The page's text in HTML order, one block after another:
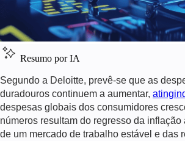
Resumo por IA
Segundo a Deloitte, prevê-se que as
duradouros continuem a aumentar,
despesas globais dos consumidores
números resultam do regresso da inflação
de um mercado de trabalho estável e das